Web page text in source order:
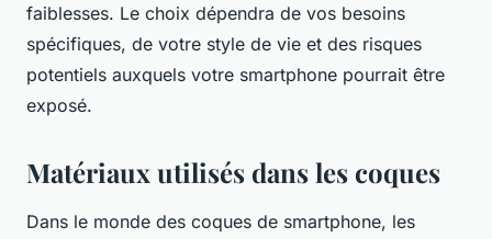
faiblesses. Le choix dépendra de vos besoins
spécifiques, de votre style de vie et des risques
potentiels auxquels votre smartphone pourrait être
exposé.
Matériaux utilisés dans les coques
Dans le monde des coques de smartphone, les